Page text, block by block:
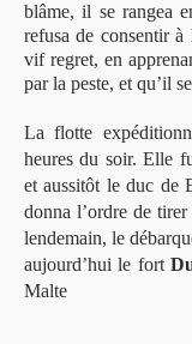
blâme, il se rangea
refusa de consentir
vif regret, en
par la peste, et qu’il
La flotte
heures du soir. Elle
et aussitôt le duc de
donna l’ordre de
lendemain, le
aujourd’hui le fort
Malte